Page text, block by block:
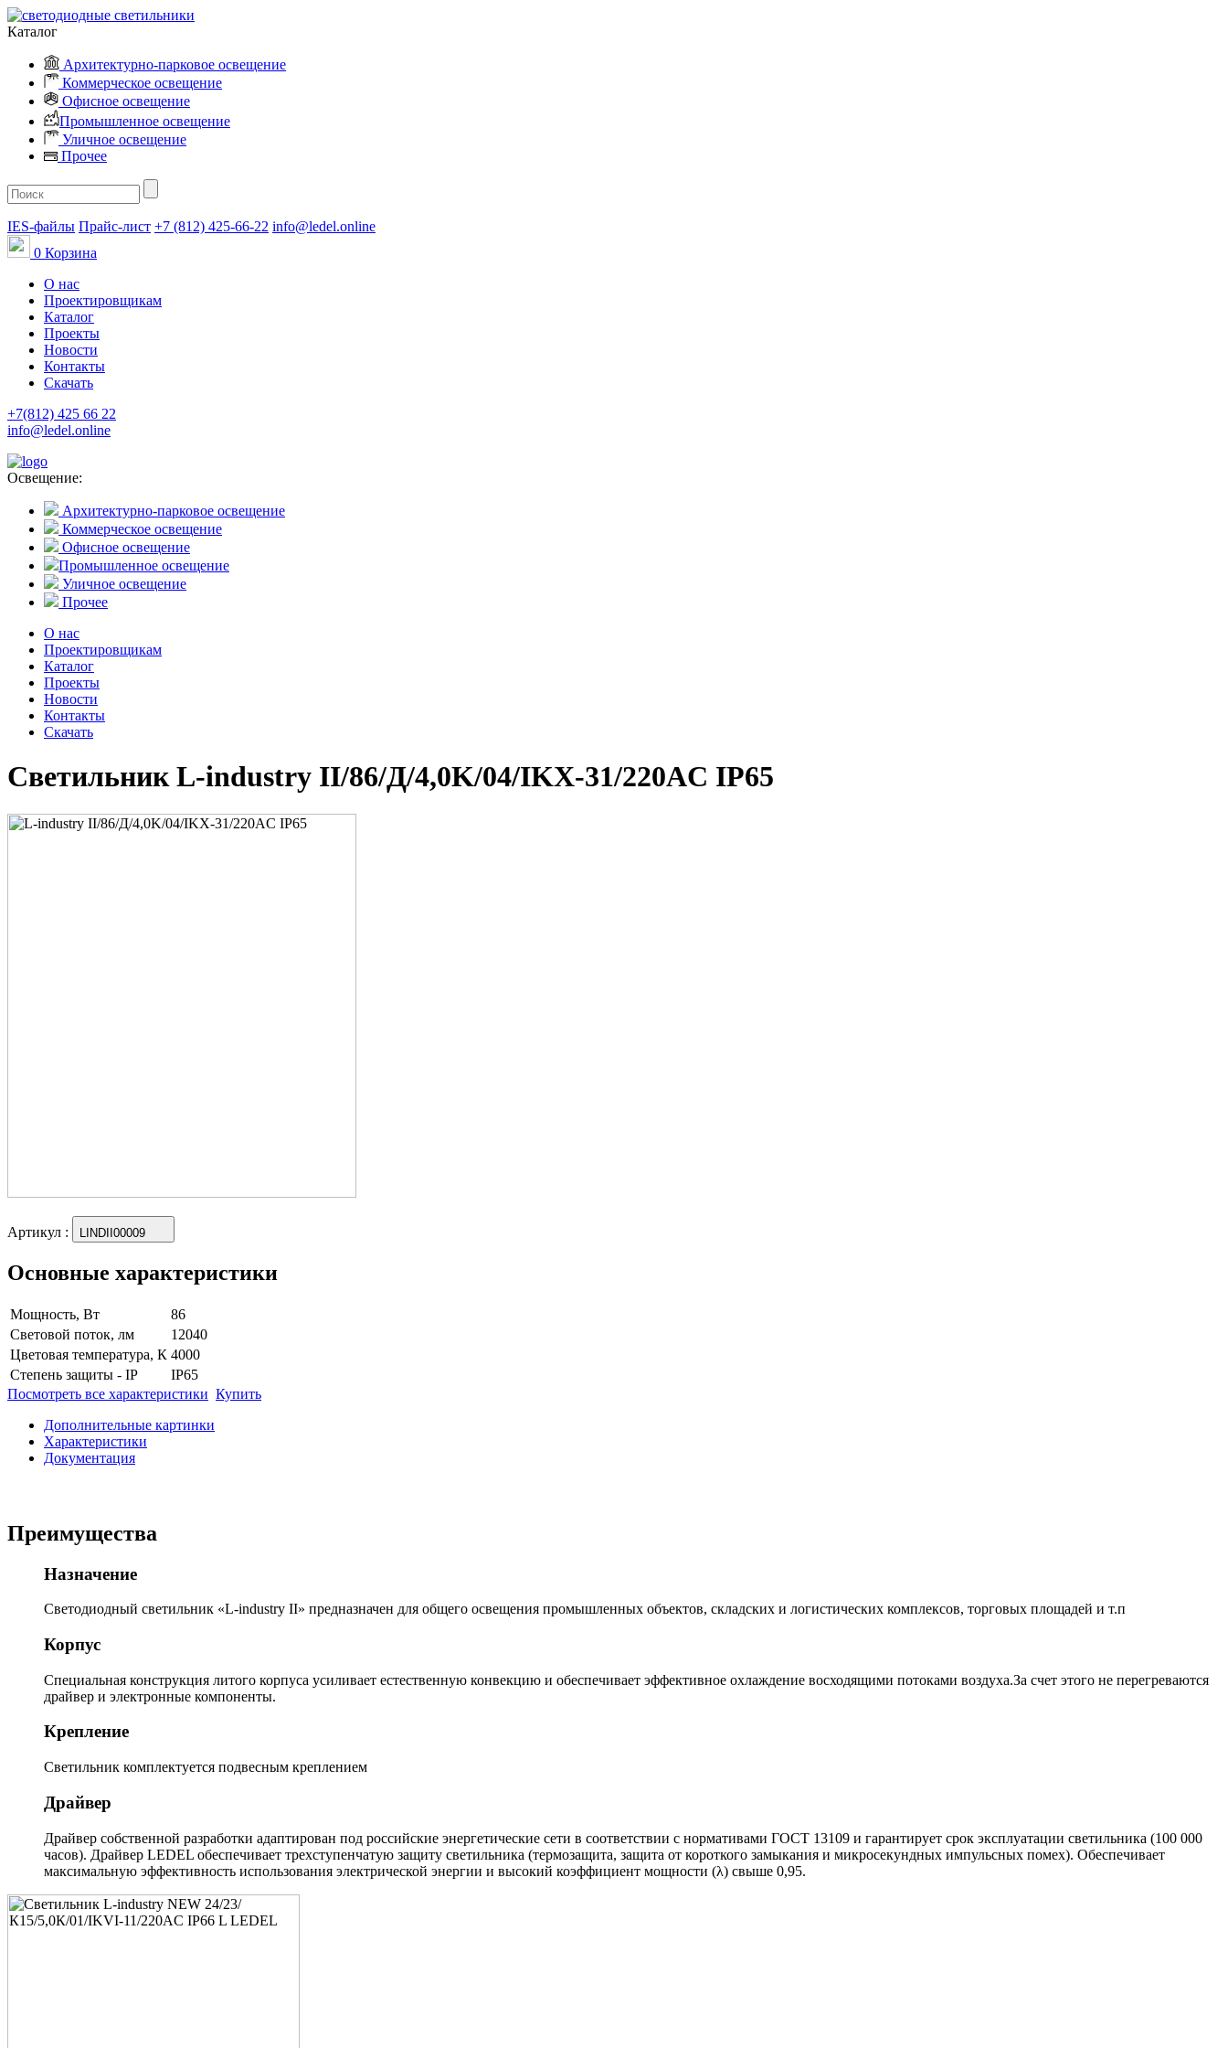
Каталог
Архитектурно-парковое освещение
Коммерческое освещение
Офисное освещение
Промышленное освещение
Уличное освещение
Прочее
IES-файлы Прайс-лист +7 (812) 425-66-22 info@ledel.online
0 Корзина
О нас
Проектировщикам
Каталог
Проекты
Новости
Контакты
Скачать
+7(812) 425 66 22
info@ledel.online
Освещение:
Архитектурно-парковое освещение
Коммерческое освещение
Офисное освещение
Промышленное освещение
Уличное освещение
Прочее
О нас
Проектировщикам
Каталог
Проекты
Новости
Контакты
Скачать
Светильник L-industry II/86/Д/4,0K/04/IKX-31/220AC IP65
Артикул : LINDII00009
Основные характеристики
Мощность, Вт
86
Световой поток, лм
12040
Цветовая температура, К 4000
Степень защиты - IP
IP65
Посмотреть все характеристики Купить
Дополнительные картинки
Характеристики
Документация
Преимущества
Назначение
Светодиодный светильник «L-industry II» предназначен для общего освещения промышленных объектов, складских и логистических комплексов, торговых площадей и т.п
Корпус
Специальная конструкция литого корпуса усиливает естественную конвекцию и обеспечивает эффективное охлаждение восходящими потоками воздуха.За счет этого не перегреваются
драйвер и электронные компоненты.
Крепление
Светильник комплектуется подвесным креплением
Драйвер
Драйвер собственной разработки адаптирован под российские энергетические сети в соответствии с нормативами ГОСТ 13109 и гарантирует срок эксплуатации светильника (100 000
часов). Драйвер LEDEL обеспечивает трехступенчатую защиту светильника (термозащита, защита от короткого замыкания и микросекундных импульсных помех). Обеспечивает
максимальную эффективность использования электрической энергии и высокий коэффициент мощности (λ) свыше 0,95.